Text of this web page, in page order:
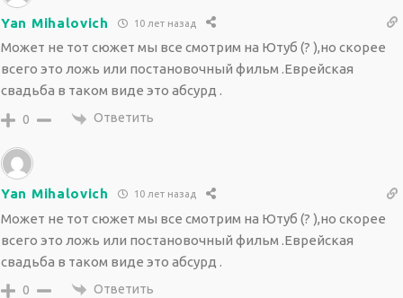
Yan Mihalovich 10 лет назад
Может не тот сюжет мы все смотрим на Ютуб (? ),но скорее
всего это ложь или постановочный фильм .Еврейская
свадьба в таком виде это абсурд .
0 Ответить
Yan Mihalovich 10 лет назад
Может не тот сюжет мы все смотрим на Ютуб (? ),но скорее
всего это ложь или постановочный фильм .Еврейская
свадьба в таком виде это абсурд .
0 Ответить